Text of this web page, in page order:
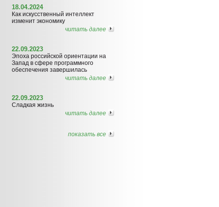
18.04.2024
Как искусственный интеллект
изменит экономику
читать далее
22.09.2023
Эпоха российской ориентации на
Запад в сфере программного
обеспечения завершилась
читать далее
22.09.2023
Сладкая жизнь
читать далее
показать все